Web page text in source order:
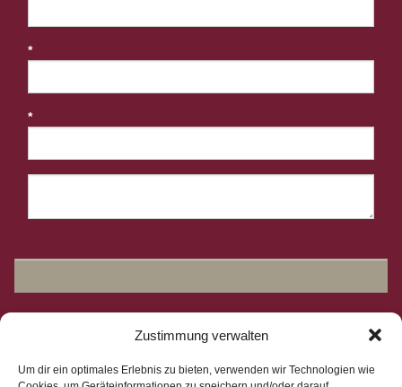
Zustimmung verwalten
Um dir ein optimales Erlebnis zu bieten, verwenden wir Technologien wie
*
*